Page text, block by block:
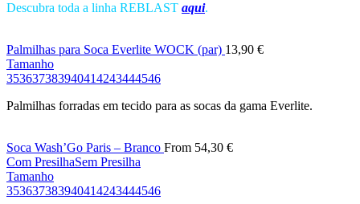
Descubra toda a linha REBLAST aqui.
Palmilhas para Soca Everlite WOCK (par) 13,90 €
Tamanho
353637383940414243444546
Palmilhas forradas em tecido para as socas da gama Everlite.
Soca Wash’Go Paris – Branco From 54,30 €
Com PresilhaSem Presilha
Tamanho
353637383940414243444546